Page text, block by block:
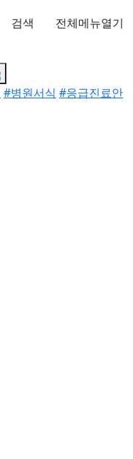
검색
전체메뉴열기
#병원서식 #응급진료안